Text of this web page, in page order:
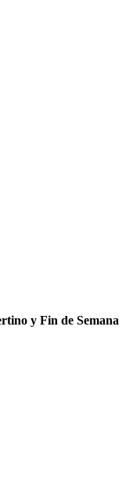
y Fin de Semana